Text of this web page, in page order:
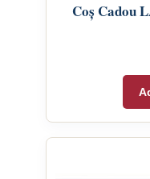
Coș Cadou